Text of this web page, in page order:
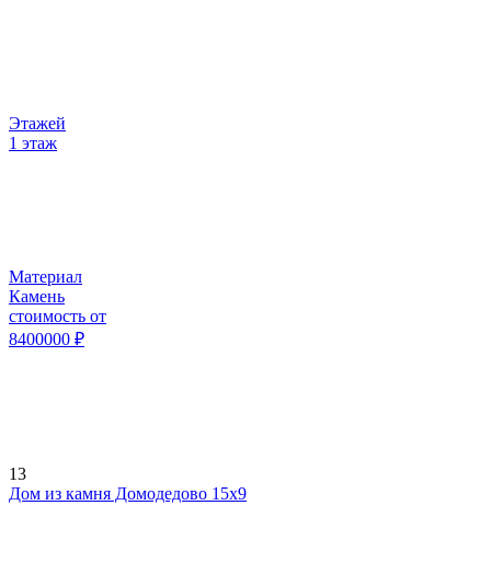
Этажей
1 этаж
Материал
Камень
стоимость от
8400000 ₽
13
Дом из камня Домодедово 15х9